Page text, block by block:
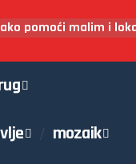
pomoći malim i
mozaik